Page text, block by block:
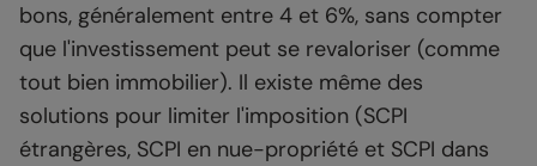
bons, généralement entre 4 et 6%, sans compter
que l'investissement peut se revaloriser (comme
tout bien immobilier). Il existe même des
solutions pour limiter l'imposition (SCPI
étrangères, SCPI en nue-propriété et SCPI dans